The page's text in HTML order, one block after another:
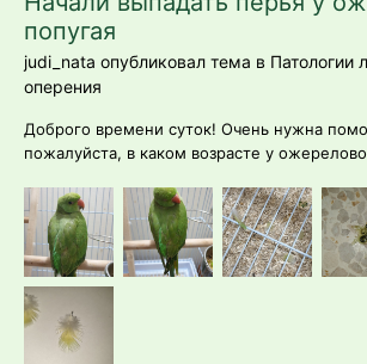
попугая
judi_nata опубликовал тема в Патологии
оперения
Доброго времени суток! Очень нужна
пожалуйста, в каком возрасте у
живет с 50 дней(выкормыш). И вот пару
замечать перышки в клетке, штук 16 в